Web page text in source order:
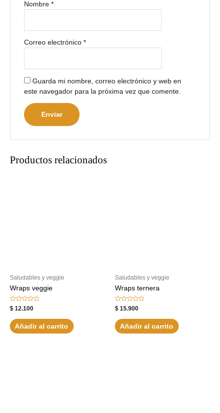
Nombre*
Correo electrónico*
Guarda mi nombre, correo electrónico y web en
este navegador para la próxima vez que comente.
Productos relacionados
Saludables y veggie
Wraps veggie
Valorado
con
de
5
$ 12.100
Añadir al carrito
Saludables y veggie
Wraps ternera
Valorado
con
de
5
$ 15.900
Añadir al carrito